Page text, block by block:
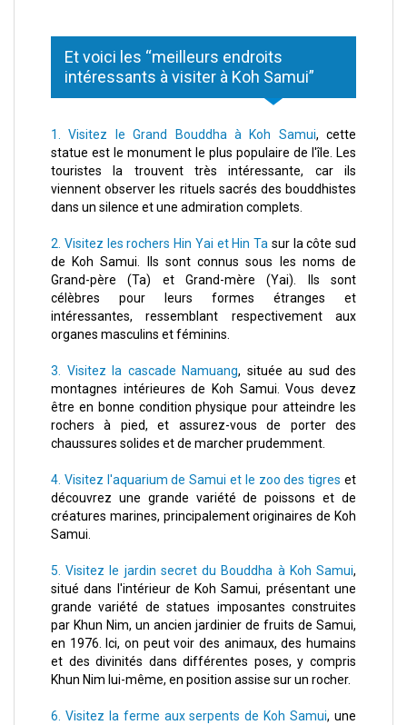
Et voici les “meilleurs endroits
intéressants à visiter à Koh Samui”
1. Visitez le Grand Bouddha à Koh Samui, cette
statue est le monument le plus populaire de l'île. Les
touristes la trouvent très intéressante, car ils
viennent observer les rituels sacrés des bouddhistes
dans un silence et une admiration complets.
2. Visitez les rochers Hin Yai et Hin Ta sur la côte sud
de Koh Samui. Ils sont connus sous les noms de
Grand-père (Ta) et Grand-mère (Yai). Ils sont
célèbres pour leurs formes étranges et
intéressantes, ressemblant respectivement aux
organes masculins et féminins.
3. Visitez la cascade Namuang, située au sud des
montagnes intérieures de Koh Samui. Vous devez
être en bonne condition physique pour atteindre les
rochers à pied, et assurez-vous de porter des
chaussures solides et de marcher prudemment.
4. Visitez l'aquarium de Samui et le zoo des tigres et
découvrez une grande variété de poissons et de
créatures marines, principalement originaires de Koh
Samui.
5. Visitez le jardin secret du Bouddha à Koh Samui,
situé dans l'intérieur de Koh Samui, présentant une
grande variété de statues imposantes construites
par Khun Nim, un ancien jardinier de fruits de Samui,
en 1976. Ici, on peut voir des animaux, des humains
et des divinités dans différentes poses, y compris
Khun Nim lui-même, en position assise sur un rocher.
6. Visitez la ferme aux serpents de Koh Samui, une